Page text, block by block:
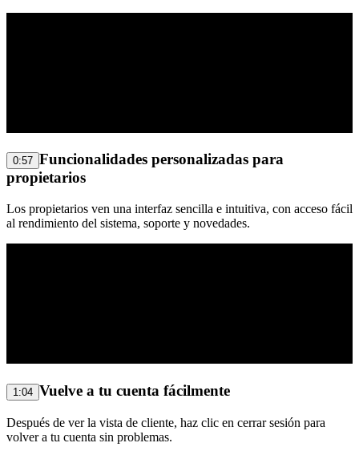
0:57 Funcionalidades personalizadas para
propietarios
Los propietarios ven una interfaz sencilla e intuitiva, con acceso fácil
al rendimiento del sistema, soporte y novedades.
1:04 Vuelve a tu cuenta fácilmente
Después de ver la vista de cliente, haz clic en cerrar sesión para
volver a tu cuenta sin problemas.